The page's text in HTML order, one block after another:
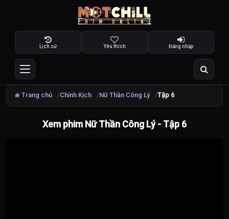
Lịch sử Yêu thích Đăng nhập
Trang chủ Chính Kịch Nữ Thần Công Lý Tập 6
Xem phim Nữ Thần Công Lý - Tập 6